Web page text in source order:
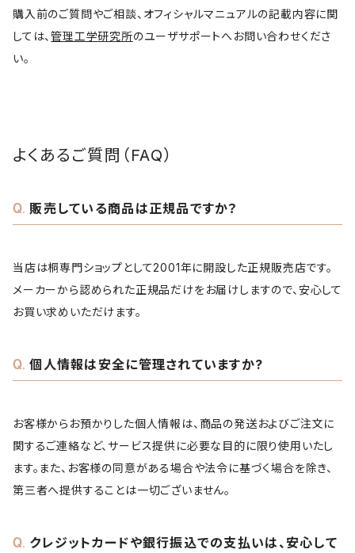
購入前のご質問やご相談、オフィシャルマニュアルの記載内容に関
しては、管理工学研究所のユーザサポートへお問い合わせくださ
い。
よくあるご質問（FAQ）
販売している商品は正規品ですか？
当店は桐専門ショップとして2001年に開設した正規販売店です。
メーカーから認められた正規品だけをお届けしますので、安心して
お買い求めいただけます。
個人情報は安全に管理されていますか?
お客様からお預かりした個人情報は、商品の発送およびご注文に
関するご連絡など、サービス提供に必要な目的に限り使用いたし
ます。また、お客様の同意がある場合や法令に基づく場合を除き、
第三者へ提供することは一切ございません。
クレジットカードや銀行振込での支払いは、安心して